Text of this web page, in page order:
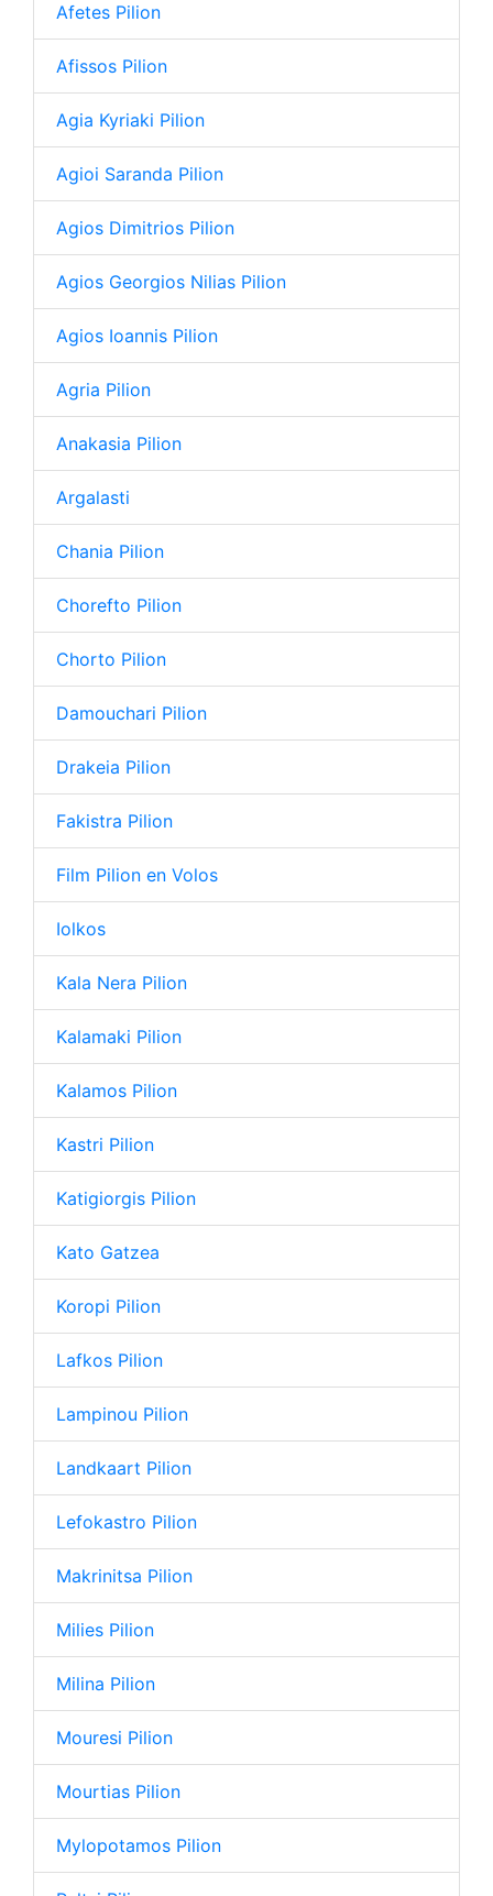
Afetes Pilion
Afissos Pilion
Agia Kyriaki Pilion
Agioi Saranda Pilion
Agios Dimitrios Pilion
Agios Georgios Nilias Pilion
Agios Ioannis Pilion
Agria Pilion
Anakasia Pilion
Argalasti
Chania Pilion
Chorefto Pilion
Chorto Pilion
Damouchari Pilion
Drakeia Pilion
Fakistra Pilion
Film Pilion en Volos
Iolkos
Kala Nera Pilion
Kalamaki Pilion
Kalamos Pilion
Kastri Pilion
Katigiorgis Pilion
Kato Gatzea
Koropi Pilion
Lafkos Pilion
Lampinou Pilion
Landkaart Pilion
Lefokastro Pilion
Makrinitsa Pilion
Milies Pilion
Milina Pilion
Mouresi Pilion
Mourtias Pilion
Mylopotamos Pilion